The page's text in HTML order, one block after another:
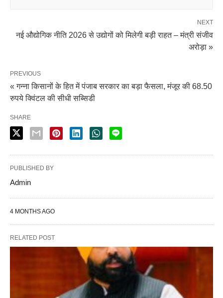
NEXT
नई औद्योगिक नीति 2026 से उद्योगों को मिलेगी बड़ी राहत – मंत्री संजीव
अरोड़ा »
PREVIOUS
« गन्ना किसानों के हित में पंजाब सरकार का बड़ा फैसला, मंजूर की 68.50
रुपये क्विंटल की सीधी सब्सिडी
SHARE
PUBLISHED BY
Admin
4 MONTHS AGO
RELATED POST